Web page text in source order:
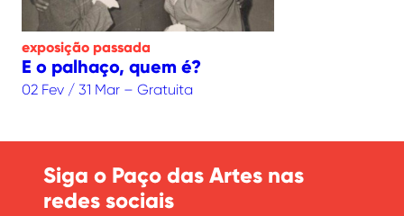
exposição passada
E o palhaço, quem é?
02 Fev / 31 Mar – Gratuita
Siga o Paço das Artes nas
redes sociais